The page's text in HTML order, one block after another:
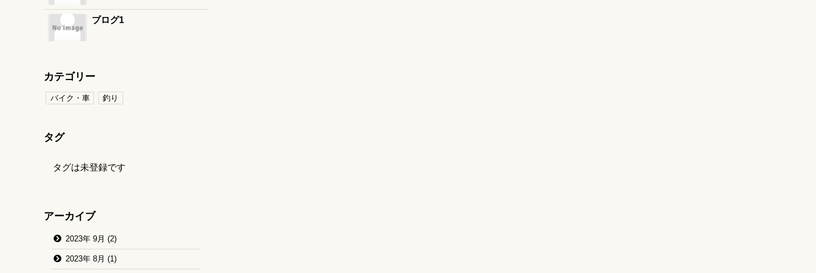
ブログ1
カテゴリー
バイク・車 釣り
タグ
タグは未登録です
アーカイブ
2023年 9月 (2)
2023年 8月 (1)